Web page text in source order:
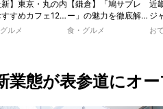
新】東京・丸の内
すめカフェ12
とりでゆったり
ンジまで！
ルメ
【鎌倉】「鳩サブレ
ー」の魅力を徹底解
説！ 定番商品から限
食・グルメ
近
ジ
ウ
お
業態が表参道にオー